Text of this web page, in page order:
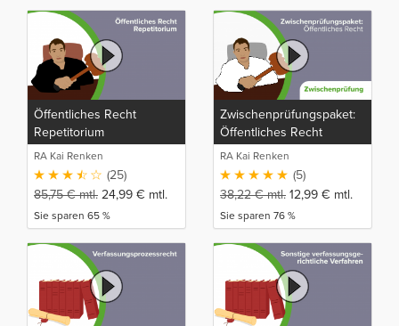
Öffentliches Recht
Repetitorium
RA Kai Renken
(25)
85,75€mtl. 24,99 € mtl.
Sie sparen 65 %
Zwischenprüfungspaket:
Öffentliches Recht
RA Kai Renken
(5)
38,22€mtl. 12,99 € mtl.
Sie sparen 76 %